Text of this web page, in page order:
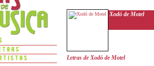
Xodó de Motel
Letras de Xodó de Motel